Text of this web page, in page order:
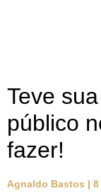
Teve
público
fazer!
Agnaldo Bastos 8